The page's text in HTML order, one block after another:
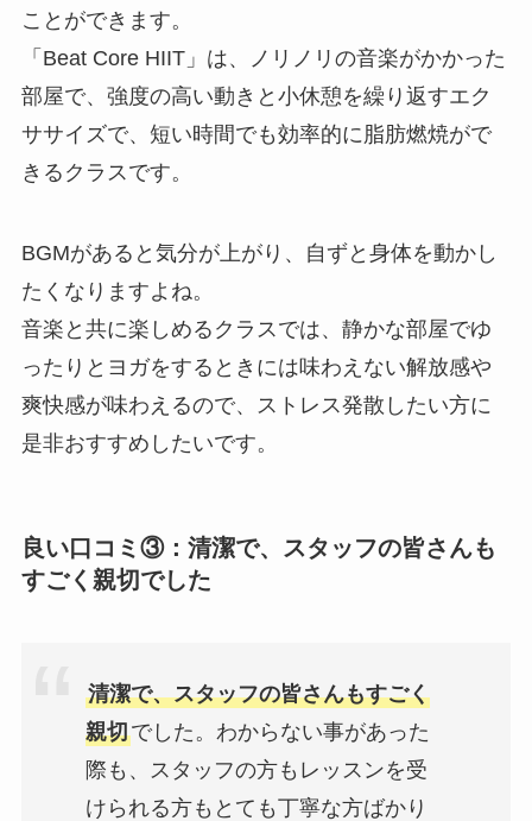
ことができます。
「Beat Core HIIT」は、ノリノリの音楽がかかった
部屋で、強度の高い動きと小休憩を繰り返すエク
ササイズで、短い時間でも効率的に脂肪燃焼がで
きるクラスです。
BGMがあると気分が上がり、自ずと身体を動かし
たくなりますよね。
音楽と共に楽しめるクラスでは、静かな部屋でゆ
ったりとヨガをするときには味わえない解放感や
爽快感が味わえるので、ストレス発散したい方に
是非おすすめしたいです。
良い口コミ③：清潔で、スタッフの皆さんも
すごく親切でした
清潔で、スタッフの皆さんもすごく
親切でした。わからない事があった
際も、スタッフの方もレッスンを受
けられる方もとても丁寧な方ばかり